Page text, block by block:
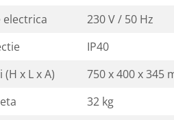
230 V / 50 Hz
IP40
x L x A)
750 x 400 x 345
32 kg